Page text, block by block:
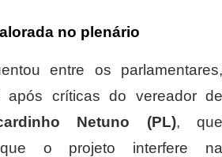
no plenário
entre os parlamentares,
após críticas do vereador de
Netuno (PL), que
que o projeto interfere na